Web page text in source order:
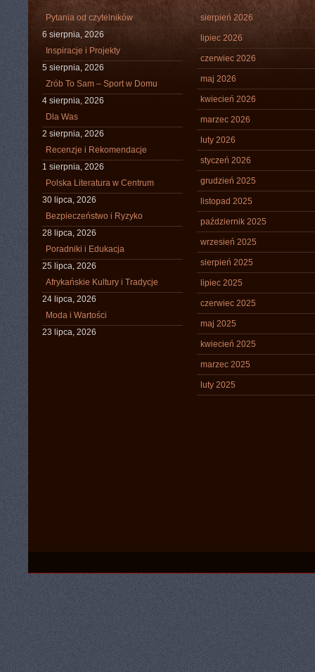
Pytania od czytelników
6 sierpnia, 2026
Inspiracje i Projekty
5 sierpnia, 2026
Zrób To Sam – Sport w Domu
4 sierpnia, 2026
Dla Was
2 sierpnia, 2026
Recenzje i Rekomendacje
1 sierpnia, 2026
Polska Literatura w Centrum
30 lipca, 2026
Bezpieczeństwo i Ryzyko
28 lipca, 2026
Poradniki i Edukacja
25 lipca, 2026
Afrykańskie Kultury i Tradycje
24 lipca, 2026
Moda i Wartości
23 lipca, 2026
sierpień 2026
lipiec 2026
czerwiec 2026
maj 2026
kwiecień 2026
marzec 2026
luty 2026
styczeń 2026
grudzień 2025
listopad 2025
październik 2025
wrzesień 2025
sierpień 2025
lipiec 2025
czerwiec 2025
maj 2025
kwiecień 2025
marzec 2025
luty 2025